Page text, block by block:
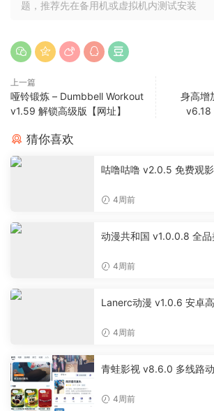
题，推荐先在备用机或虚拟机内测试安装
上一篇
哑铃锻炼 – Dumbbell Workout
v1.59 解锁高级版【网址】
身高增
v6.18
猜你喜欢
咕噜咕噜 v2.0.5 免费观
4周前
动漫共和国 v1.0.0.8 全品
4周前
Lanerc动漫 v1.0.6 安卓
4周前
青蛙影视 v8.6.0 多线路
4周前